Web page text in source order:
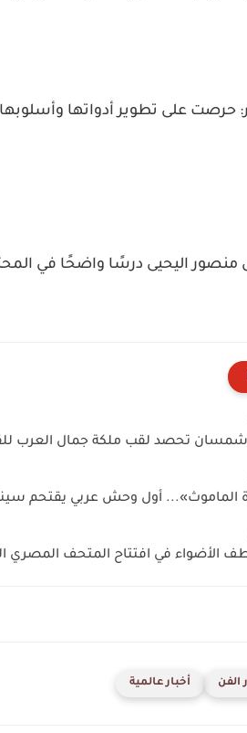
حرصت على تطوير أدواتها
منصور اليحيى درسًا واضحًا في
شمسان تحصد لقب ملكة جمال العرب للقارات
الماموث»... أول وحش عربي يقتحم
الأضواء في افتتاح المتحف المصري
الفن أخبار عالمية